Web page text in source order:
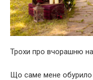
Трохи про вчорашню
Що саме мене обурило